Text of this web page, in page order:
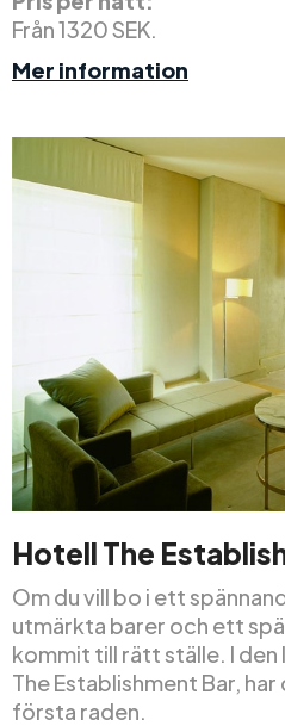
Från 1320 SEK.
Mer information
Hotell The
Om du vill bo i ett
utmärkta barer och ett
kommit till rätt ställe. I den
The Establishment Bar,
första raden.